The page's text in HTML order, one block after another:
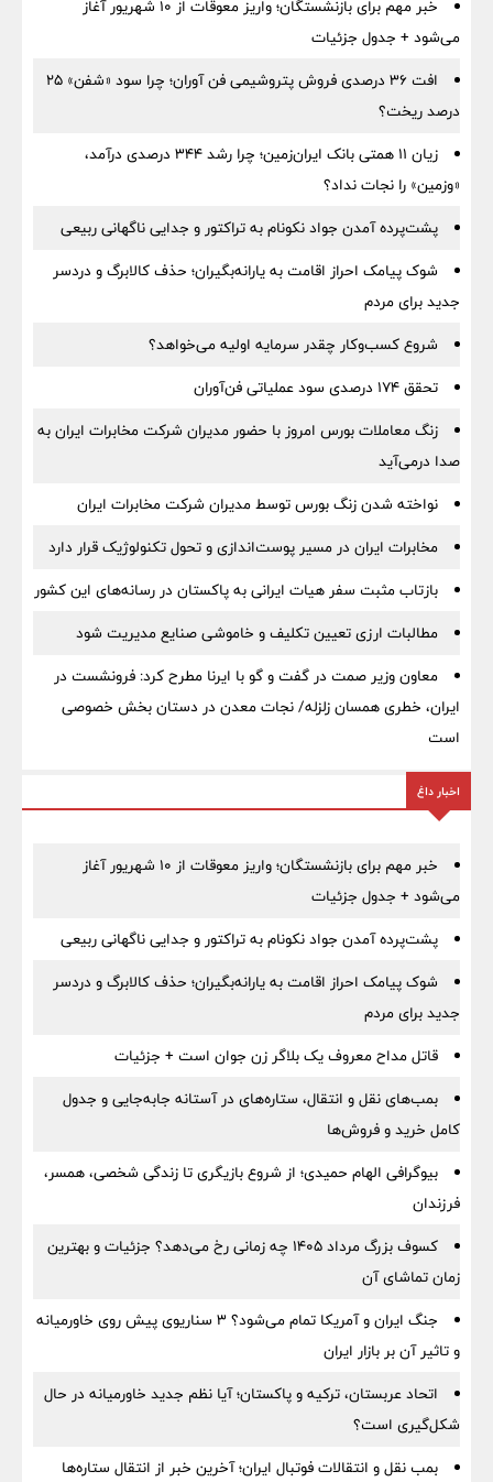
خبر مهم برای بازنشستگان؛ واریز معوقات از ۱۰ شهریور آغاز
می‌شود + جدول جزئیات
افت ۳۶ درصدی فروش پتروشیمی فن آوران؛ چرا سود «شفن» ۲۵
درصد ریخت؟
زیان ۱۱ همتی بانک ایران‌زمین؛ چرا رشد ۳۴۴ درصدی درآمد،
«وزمین» را نجات نداد؟
پشت‌پرده آمدن جواد نکونام به تراکتور و جدایی ناگهانی ربیعی
شوک پیامک احراز اقامت به یارانه‌بگیران؛ حذف کالابرگ و دردسر
جدید برای مردم
شروع کسب‌وکار چقدر سرمایه اولیه می‌خواهد؟
تحقق ۱۷۴ درصدی سود عملیاتی فن‌آوران
زنگ معاملات بورس امروز با حضور مدیران شرکت مخابرات ایران به
صدا درمی‌آید
نواخته شدن زنگ بورس توسط مدیران شرکت مخابرات ایران
مخابرات ایران در مسیر پوست‌اندازی و تحول تکنولوژیک قرار دارد
بازتاب مثبت سفر هیات ایرانی به پاکستان در رسانه‌های این کشور
مطالبات ارزی تعیین تکلیف و خاموشی صنایع مدیریت شود
معاون وزیر صمت در گفت و گو با ایرنا مطرح کرد: فرونشست در
ایران، خطری همسان زلزله/ نجات معدن در دستان بخش خصوصی
است
اخبار داغ
خبر مهم برای بازنشستگان؛ واریز معوقات از ۱۰ شهریور آغاز
می‌شود + جدول جزئیات
پشت‌پرده آمدن جواد نکونام به تراکتور و جدایی ناگهانی ربیعی
شوک پیامک احراز اقامت به یارانه‌بگیران؛ حذف کالابرگ و دردسر
جدید برای مردم
قاتل مداح معروف یک بلاگر زن جوان است + جزئیات
بمب‌های نقل و انتقال، ستاره‌های در آستانه جابه‌جایی و جدول
کامل خرید و فروش‌ها
بیوگرافی الهام حمیدی؛ از شروع بازیگری تا زندگی شخصی، همسر،
فرزندان
کسوف بزرگ مرداد ۱۴۰۵ چه زمانی رخ می‌دهد؟ جزئیات و بهترین
زمان تماشای آن
جنگ ایران و آمریکا تمام می‌شود؟ ۳ سناریوی پیش روی خاورمیانه
و تاثیر آن بر بازار ایران
اتحاد عربستان، ترکیه و پاکستان؛ آیا نظم جدید خاورمیانه در حال
شکل‌گیری است؟
بمب نقل‌ و انتقالات فوتبال ایران؛ آخرین خبر از انتقال ستاره‌ها